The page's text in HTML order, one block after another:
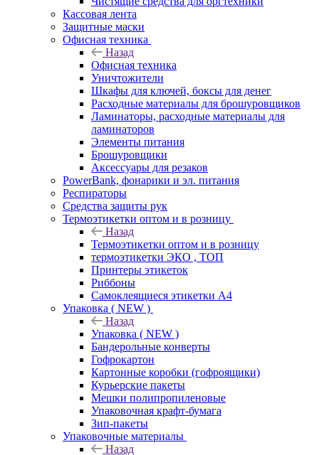
Кассовая лента
Защитные маски
Офисная техника
Назад
Офисная техника
Уничтожители
Шкафы для ключей, боксы для денег
Расходные материалы для брошуровщиков
Ламинаторы, расходные материалы для
ламинаторов
Элементы питания
Брошуровщики
Аксессуары для резаков
PowerBank, фонарики и эл. питания
Респираторы
Средства защиты рук
Термоэтикетки оптом и в розницу
Назад
Термоэтикетки оптом и в розницу
термоэтикетки ЭКО , ТОП
Принтеры этикеток
Риббоны
Самоклеящиеся этикетки А4
Упаковка ( NEW )
Назад
Упаковка ( NEW )
Бандерольные конверты
Гофрокартон
Картонные коробки (гофроящики)
Курьерские пакеты
Мешки полипропиленовые
Упаковочная крафт-бумага
Зип-пакеты
Упаковочные материалы
Назад